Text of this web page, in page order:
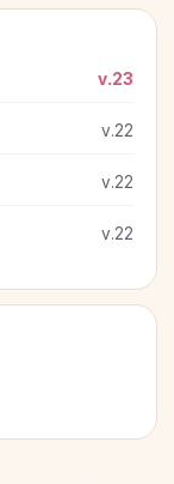
v.23
v.22
v.22
v.22